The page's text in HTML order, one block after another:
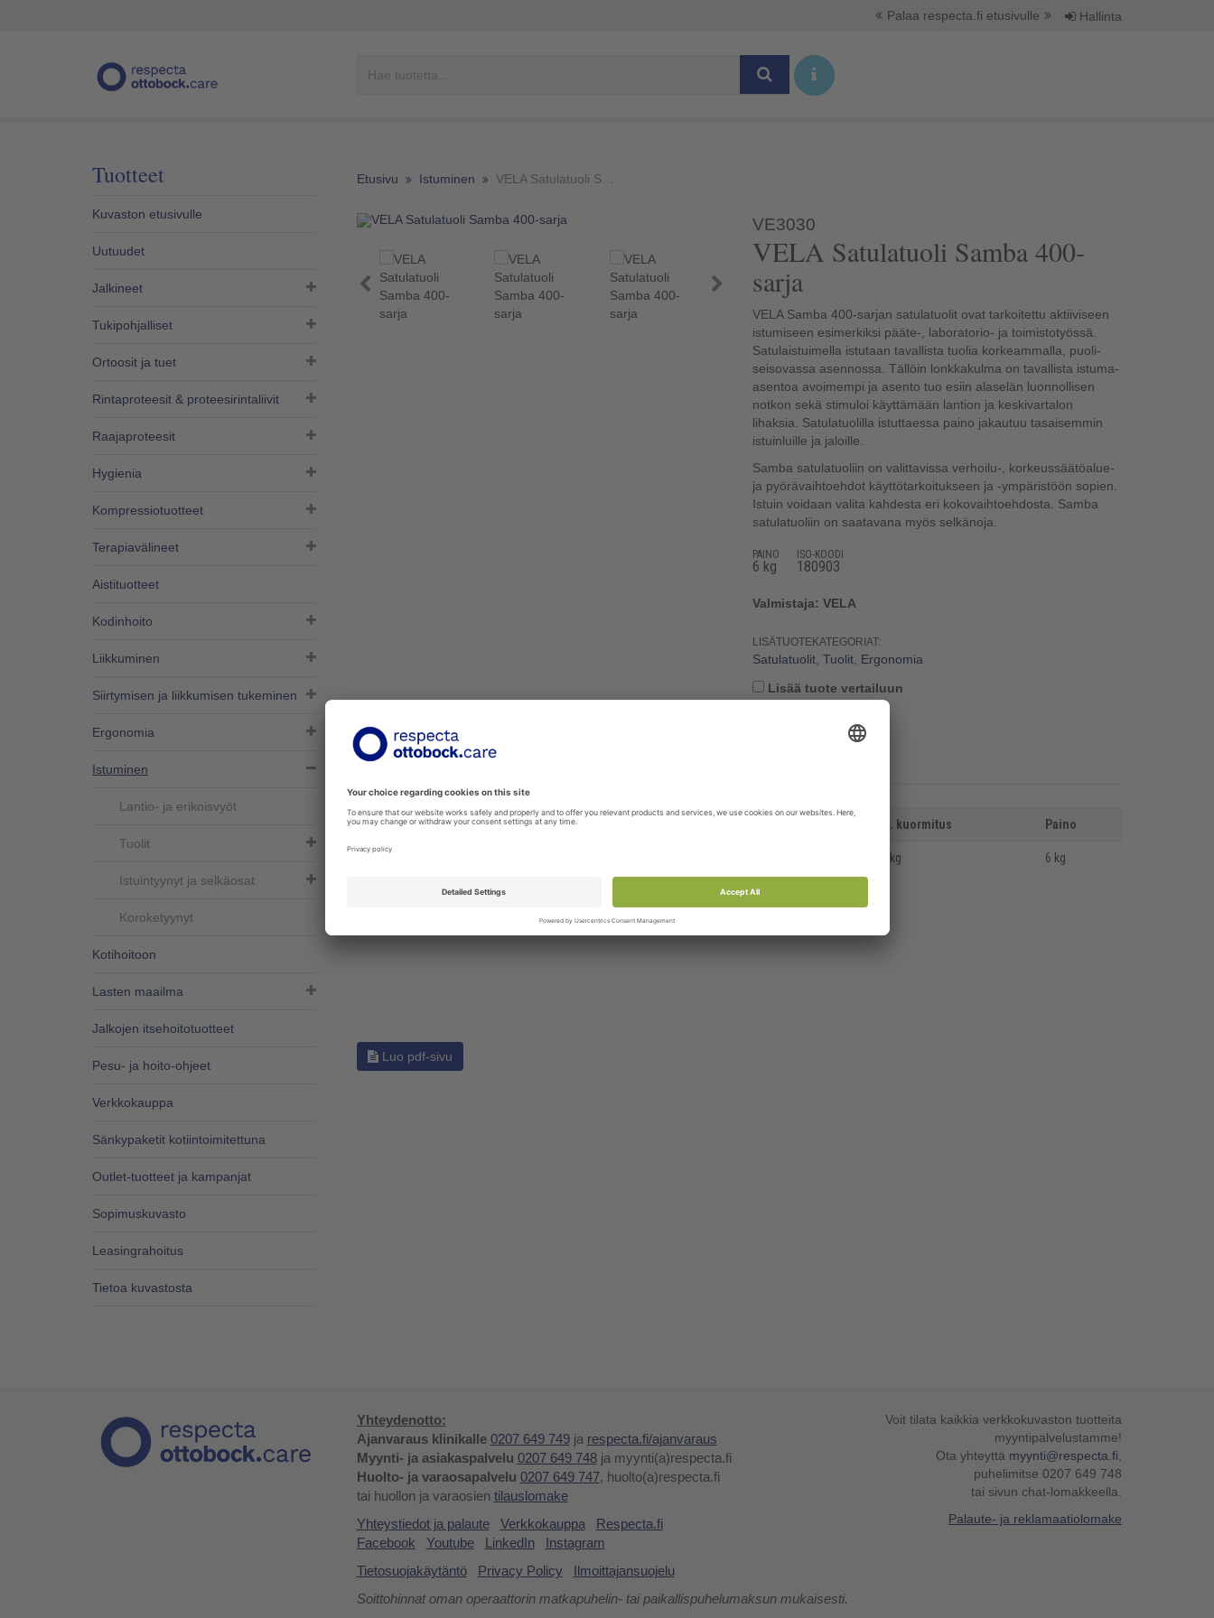
Palaa respecta.fi etusivulle Hallinta
Tuotteet
Kuvaston etusivulle
Uutuudet
Jalkineet
Tukipohjalliset
Ortoosit ja tuet
Rintaproteesit & proteesirintaliivit​
Raajaproteesit
Hygienia
Kompressiotuotteet
Terapiavälineet
Aistituotteet
Kodinhoito
Liikkuminen
Siirtymisen ja liikkumisen tukeminen
Ergonomia
Istuminen
Lantio- ja erikoisvyöt
Tuolit
Istuintyynyt ja selkäosat
Koroketyynyt
Kotihoitoon
Lasten maailma
Jalkojen itsehoitotuotteet
Pesu- ja hoito-ohjeet
Verkkokauppa
Sänkypaketit kotiintoimitettuna
Outlet-tuotteet ja kampanjat
Sopimuskuvasto
Leasingrahoitus
Tietoa kuvastosta
Etusivu Istuminen VELA Satulatuoli Samba 400-sarja
VE3030
VELA Satulatuoli Samba 400-
sarja
VELA Samba 400-sarjan satulatuolit ovat tarkoitettu aktiiviseen
istumiseen esimerkiksi pääte-, laboratorio- ja toimistotyössä.
Satulaistuimella istutaan tavallista tuolia korkeammalla, puoli-
seisovassa asennossa. Tällöin lonkkakulma on tavallista istuma-
asentoa avoimempi ja asento tuo esiin alaselän luonnollisen
notkon sekä stimuloi käyttämään lantion ja keskivartalon
lihaksia. Satulatuolilla istuttaessa paino jakautuu tasaisemmin
istuinluille ja jaloille.
Samba satulatuoliin on valittavissa verhoilu-, korkeussäätöalue-
ja pyörävaihtoehdot käyttötarkoitukseen ja -ympäristöön sopien.
Istuin voidaan valita kahdesta eri kokovaihtoehdosta. Samba
satulatuoliin on saatavana myös selkänoja.
PAINO
6 kg
ISO-KOODI
180903
Valmistaja: VELA
LISÄTUOTEKATEGORIAT:
Satulatuolit ,Tuolit Ergonomia
Lisää tuote vertailuun
MITTATAULUKKO
Malli Korkeus Max. kuormitus Paino
VE3030/VE3030S 125 kg 6 kg
Luo pdf-sivu
Yhteydenotto:
Ajanvaraus klinikalle 0207 649 749ja respecta.fi/ajanvaraus
Myynti- ja asiakaspalvelu 0207 649 748ja myynti(a)respecta.fi
Huolto- ja varaosapalvelu 0207 649 747, huolto(a)respecta.fi
tai huollon ja varaosien tilauslomake
Yhteystiedot ja palaute
Verkkokauppa
Respecta.fi
Facebook
Youtube LinkedIn
Instagram
Tietosuojakäytäntö
Privacy Policy
Ilmoittajansuojelu
Soittohinnat oman operaattorin matkapuhelin- tai paikallispuhelumaksun mukaisesti.
Voit tilata kaikkia verkkokuvaston tuotteita
myyntipalvelustamme!
Ota yhteyttä myynti@respecta.fi
puhelimitse 0207 649 748
tai sivun chat-lomakkeella.
Palaute- ja reklamaatiolomake